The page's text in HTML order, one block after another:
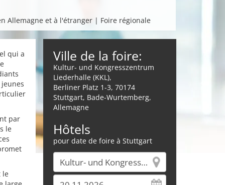
Allemagne et à l'étranger | Foire régionale
qui a
par
le
le
Ville de la foire:
Kultur- und Kongresszentrum
Liederhalle (KKL),
Berliner Platz 1-3, 70174
Stuttgart, Bade-Wurtemberg,
Allemagne
Hôtels
pour date de foire à Stuttgart